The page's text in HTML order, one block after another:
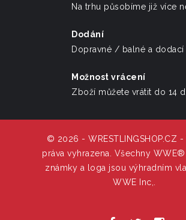
Na trhu působíme již více
Dodání
Dopravné / balné a dodací
Možnost vrácení
Zboží můžete vrátit do 14
© 2026 - WRESTLINGSHOP.CZ -
práva vyhrazena. Všechny
známky a loga jsou výhradním
WWE Inc,.